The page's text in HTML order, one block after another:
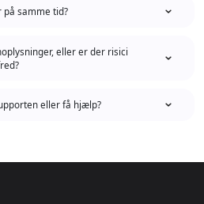
på samme tid?
eller er der risici
eller få hjælp?